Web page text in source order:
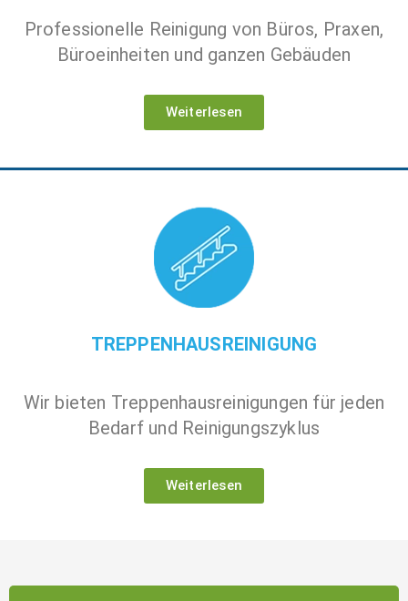
Professionelle Reinigung von Büros, Praxen,
Büroeinheiten und ganzen Gebäuden
Weiterlesen
TREPPENHAUSREINIGUNG
Wir bieten Treppenhausreinigungen für jeden
Bedarf und Reinigungszyklus
Weiterlesen